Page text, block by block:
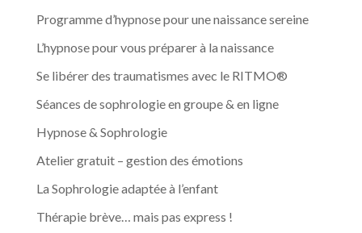
Programme d’hypnose pour une naissance sereine
L’hypnose pour vous préparer à la naissance
Se libérer des traumatismes avec le RITMO®
Séances de sophrologie en groupe & en ligne
Hypnose & Sophrologie
Atelier gratuit – gestion des émotions
La Sophrologie adaptée à l’enfant
Thérapie brève… mais pas express !